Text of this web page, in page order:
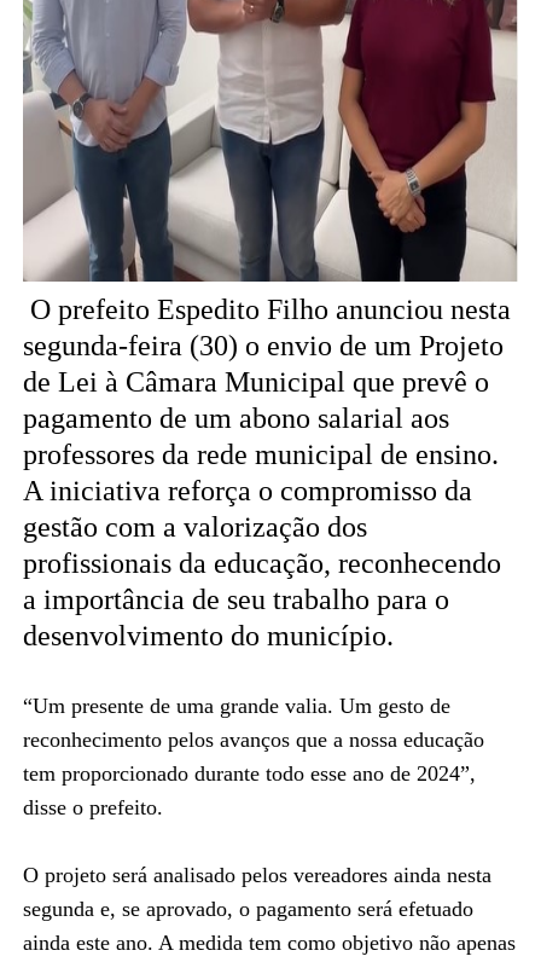
O prefeito Espedito Filho anunciou nesta
segunda-feira (30) o envio de um Projeto
de Lei à Câmara Municipal que prevê o
pagamento de um abono salarial aos
professores da rede municipal de ensino.
A iniciativa reforça o compromisso da
gestão com a valorização dos
profissionais da educação, reconhecendo
a importância de seu trabalho para o
desenvolvimento do município.
“Um presente de uma grande valia. Um gesto de
reconhecimento pelos avanços que a nossa educação
tem proporcionado durante todo esse ano de 2024”,
disse o prefeito.
O projeto será analisado pelos vereadores ainda nesta
segunda e, se aprovado, o pagamento será efetuado
ainda este ano. A medida tem como objetivo não apenas